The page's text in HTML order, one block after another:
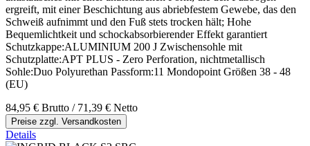
ergreift, mit einer Beschichtung aus abriebfestem Gewebe, das den
Schweiß aufnimmt und den Fuß stets trocken hält; Hohe
Bequemlichtkeit und schockabsorbierender Effekt garantiert
Schutzkappe:ALUMINIUM 200 J Zwischensohle mit
Schutzplatte:APT PLUS - Zero Perforation, nichtmetallisch
Sohle:Duo Polyurethan Passform:11 Mondopoint Größen 38 - 48
(EU)
84,95 € Brutto / 71,39 € Netto
Preise zzgl. Versandkosten
Details